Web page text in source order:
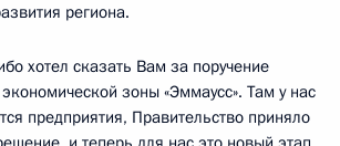
региона.
хотел сказать Вам за поручение
зоны «Эммаусс». Там у нас
предприятия, Правительство приняло